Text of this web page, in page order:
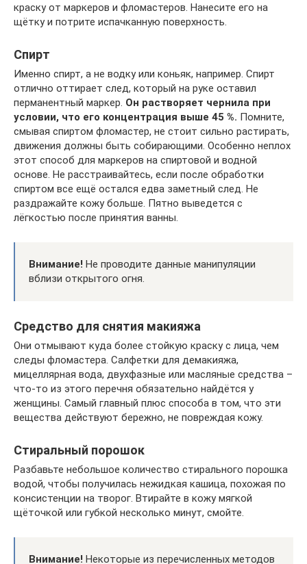
краску от маркеров и фломастеров. Нанесите его на
щётку и потрите испачканную поверхность.
Спирт
Именно спирт, а не водку или коньяк, например. Спирт
отлично оттирает след, который на руке оставил
перманентный маркер. Он растворяет чернила при
условии, что его концентрация выше 45 %. Помните,
смывая спиртом фломастер, не стоит сильно растирать,
движения должны быть собирающими. Особенно неплох
этот способ для маркеров на спиртовой и водной
основе. Не расстраивайтесь, если после обработки
спиртом все ещё остался едва заметный след. Не
раздражайте кожу больше. Пятно выведется с
лёгкостью после принятия ванны.
Внимание! Не проводите данные манипуляции
вблизи открытого огня.
Средство для снятия макияжа
Они отмывают куда более стойкую краску с лица, чем
следы фломастера. Салфетки для демакияжа,
мицеллярная вода, двухфазные или масляные средства –
что-то из этого перечня обязательно найдётся у
женщины. Самый главный плюс способа в том, что эти
вещества действуют бережно, не повреждая кожу.
Стиральный порошок
Разбавьте небольшое количество стирального порошка
водой, чтобы получилась нежидкая кашица, похожая по
консистенции на творог. Втирайте в кожу мягкой
щёточкой или губкой несколько минут, смойте.
Внимание! Некоторые из перечисленных методов